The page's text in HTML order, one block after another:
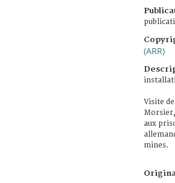
(ARR)
Visite
aux
mines.